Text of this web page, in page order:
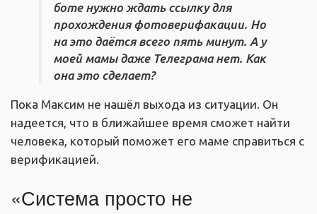
боте нужно ждать ссылку для
прохождения фотоверифакации. Но
на это даётся всего пять минут. А у
моей мамы даже Телеграма нет. Как
она это сделает?
Пока Максим не нашёл выхода из ситуации. Он
надеется, что в ближайшее время сможет найти
человека, который поможет его маме справиться с
верификацией.
«Система просто не